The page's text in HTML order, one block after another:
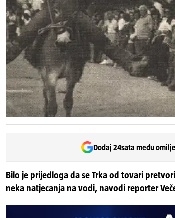
Dodaj 24sata među
Bilo je prijedloga da se Trka od tovari
neka natjecanja na vodi, navodi reporter